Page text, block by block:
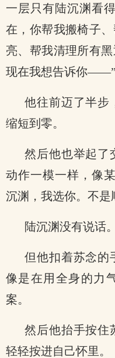
一层只有陆沉渊看
在，你帮我搬椅子
亮、帮我清理所有
现在我想告诉你——”
他往前迈了半步
缩短到零。
然后他也举起了
动作一模一样，像
沉渊，我选你。不是
陆沉渊没有说话。
但他扣着苏念的
像是在用全身的力
案。
然后他抬手按住
轻轻按进自己怀里。